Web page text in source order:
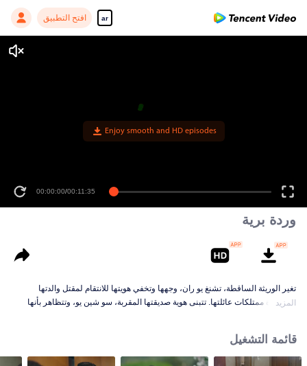
ar افتح التطبيق
00:00:00/00:11:35
وردة برية
تغير الوريثة الساقطة، تشنغ يو ران، وجهها وتخفي هويتها للانتقام لمقتل والدتها
واستعادة ممتلكات عائلتها. تتبنى هوية صديقتها المقربة، سو شين يو، وتتظاهر بأنها
ويساعد تشنغ يو ران سراً في خطة الانتقام الخاصة بها. بينما تقشر تشنغ يو ران طبقات
الحقيقة، تكتشف أن العقل المدبر الحقيقي وراء المأساة كان شخصًا آخر.
المزيد
قائمة التشغيل